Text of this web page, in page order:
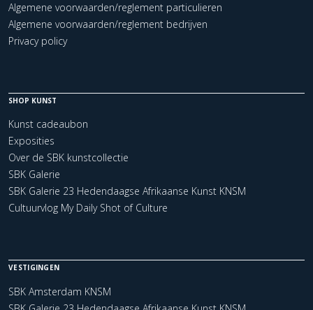
Algemene voorwaarden/reglement particulieren
Algemene voorwaarden/reglement bedrijven
Privacy policy
SHOP KUNST
Kunst cadeaubon
Exposities
Over de SBK kunstcollectie
SBK Galerie
SBK Galerie 23 Hedendaagse Afrikaanse Kunst KNSM
Cultuurvlog My Daily Shot of Culture
VESTIGINGEN
SBK Amsterdam KNSM